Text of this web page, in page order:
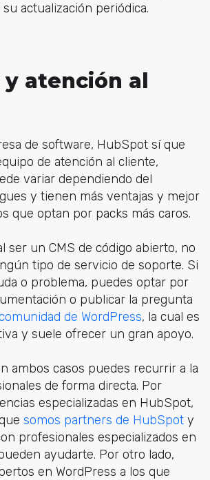
actualización periódica.
atención al
de software, HubSpot sí que
de atención al cliente,
variar dependiendo del
y tienen más ventajas y mejor
que optan por packs más caros.
ser un CMS de código abierto, no
tipo de servicio de soporte. Si
o problema, puedes optar por
o publicar la pregunta
de WordPress, la cual es
y suele ofrecer un gran apoyo.
ambos casos puedes recurrir a la
de forma directa. Por
especializadas en HubSpot,
somos partners de HubSpoty
profesionales especializados en
ayudarte. Por otro lado,
en WordPress a los que